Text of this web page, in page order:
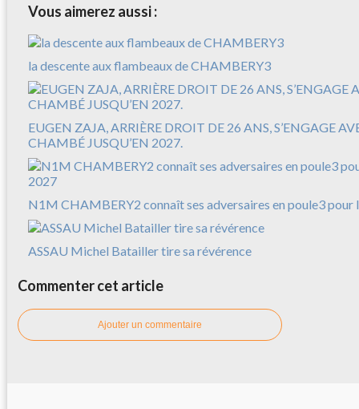
Vous aimerez aussi :
la descente aux flambeaux de CHAMBERY3
EUGEN ZAJA, ARRIÈRE DROIT DE 26 ANS, S’ENGAGE
CHAMBÉ JUSQU’EN 2027.
N1M CHAMBERY2 connaît ses adversaires en poule3 pour
ASSAU Michel Batailler tire sa révérence
Commenter cet article
Ajouter un commentaire